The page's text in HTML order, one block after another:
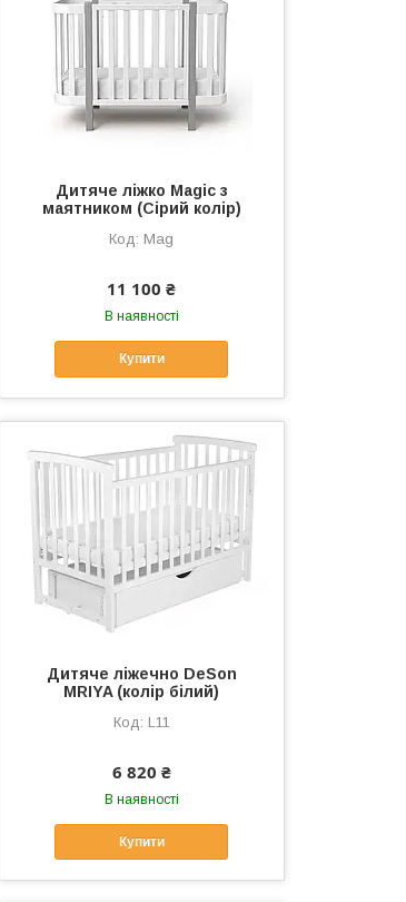
Дитяче ліжко Magic з
маятником (Сірий колір)
Mag
11 100 ₴
В наявності
Купити
Дитяче ліжечно DeSon
MRIYA (колір білий)
L11
6 820 ₴
В наявності
Купити